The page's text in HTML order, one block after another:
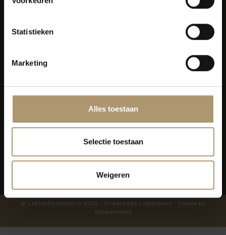
Statistieken
Marketing
Alles toestaan
Selectie toestaan
Weigeren
Klantenservice
© Lekkerflesjewijn.nl 2026 - Powered by Lightspeed - Theme by
Shopmonkey